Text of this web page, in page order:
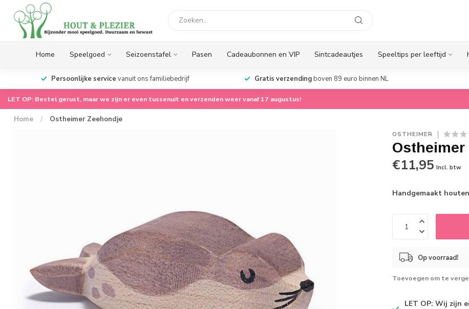
Home Speelgoed Seizoenstafel Pasen Cadeaubonnen en VIP Sintcadeautjes Speeltips per leeftijd
Persoonlijke service vanuit ons familiebedrijf Gratis verzendingboven 89 euro binnen NL
LET OP: Bestel gerust, maar we zijn er even tussenuit en verzenden weer vanaf 17 augustus!
Home / Ostheimer Zeehondje
OSTHEIMER
Ostheimer
€11,95 Incl. btw
Handgemaakt
Op voorraad!
Toevoegen om te
LET OP: Wij zijn